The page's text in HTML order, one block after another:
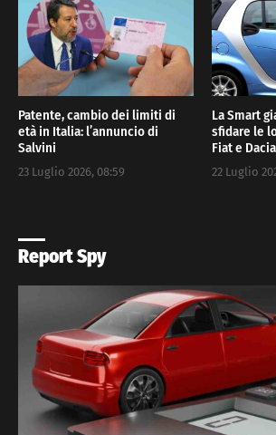
Patente, cambio dei limiti di
età in Italia: l’annuncio di
Salvini
23 Luglio 2026, 08:59
La Smart
sfidare le
Fiat e
22 Luglio
Report Spy